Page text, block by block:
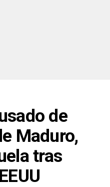
de
Maduro,
tras